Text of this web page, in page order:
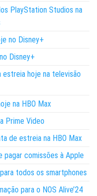
PlayStation Studios na
no Disney+
Disney+
hoje na televisão
na HBO Max
Prime Video
de estreia na HBO Max
pagar comissões à Apple
todos os smartphones
para o NOS Alive’24